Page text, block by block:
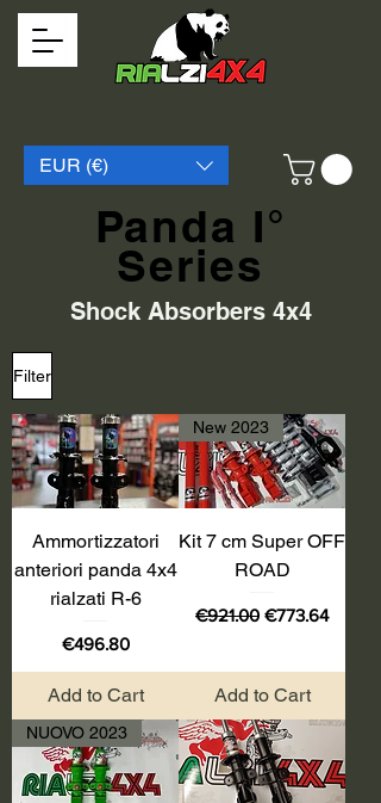
EUR (€)
Panda I°
Series
Shock Absorbers 4x4
Filter
Ammortizzatori
anteriori panda 4x4
rialzati R-6
Price
€496.80
Add to Cart
New 2023
Kit 7 cm Super OFF
ROAD
Regular Price
€921.00 Sale Price
€773.64
Add to Cart
NUOVO 2023